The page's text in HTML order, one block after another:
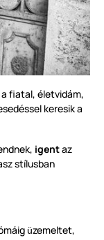
fiatal, életvidám,
keresik a
igentaz
stílusban
üzemeltet,